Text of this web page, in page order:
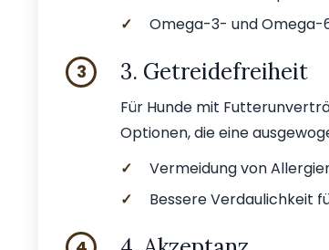
✓
Omega-3- und Omega-
3 3. Getreidefreiheit
Für Hunde mit
Optionen, die eine
✓
Vermeidung von
✓
Bessere Verdaulichkeit